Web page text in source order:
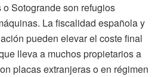
Sotogrande son refugios
La fiscalidad española y
pueden elevar el coste final
lleva a muchos propietarios a
placas extranjeras o en régimen